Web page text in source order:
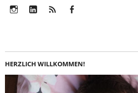
HERZLICH WILLKOMMEN!